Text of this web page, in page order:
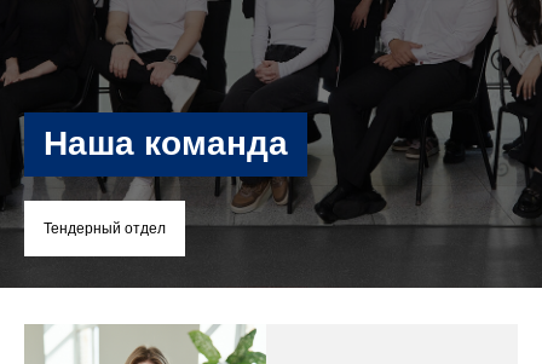
Наша команда
Тендерный отдел